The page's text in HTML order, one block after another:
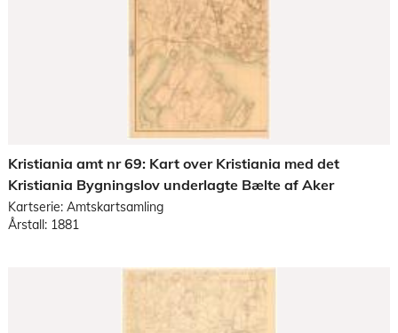
Kristiania amt nr 69: Kart over Kristiania med det
Kristiania Bygningslov underlagte Bælte af Aker
Kartserie: Amtskartsamling
Årstall: 1881